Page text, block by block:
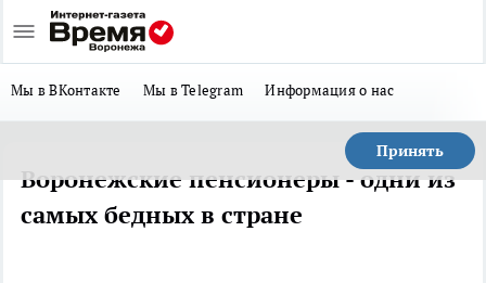
Мы в ВКонтакте Мы в Telegram Информация о нас
Принять
Воронежские пенсионеры - одни из
самых бедных в стране